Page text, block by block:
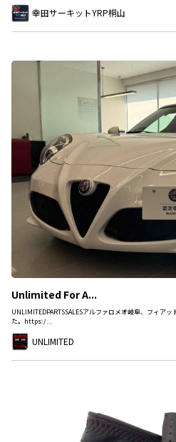
幸田サーキットYRP桐山
Unlimited For A...
UNLIMITEDPARTSSALESアルファロメオ岐阜、フィア
た。https:/...
UNLIMITED